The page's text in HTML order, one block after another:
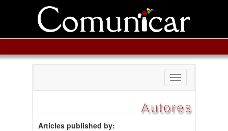
Toggle
navigation
Autores
Articles published by: